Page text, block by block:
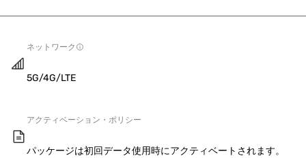
ネットワーク
5G/4G/LTE
アクティベーション・ポリシー
パッケージは初回データ使用時にアクティベートされます。